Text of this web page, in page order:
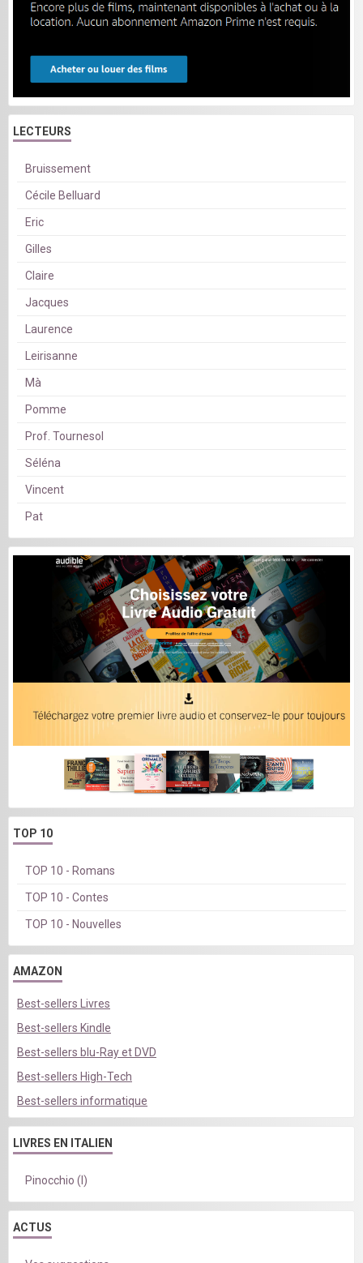
LECTEURS
Bruissement
Cécile Belluard
Eric
Gilles
Claire
Jacques
Laurence
Leirisanne
Mà
Pomme
Prof. Tournesol
Séléna
Vincent
Pat
TOP 10
TOP 10 - Romans
TOP 10 - Contes
TOP 10 - Nouvelles
AMAZON
Best-sellers Livres
Best-sellers Kindle
Best-sellers blu-Ray et DVD
Best-sellers High-Tech
Best-sellers informatique
LIVRES EN ITALIEN
Pinocchio (I)
ACTUS